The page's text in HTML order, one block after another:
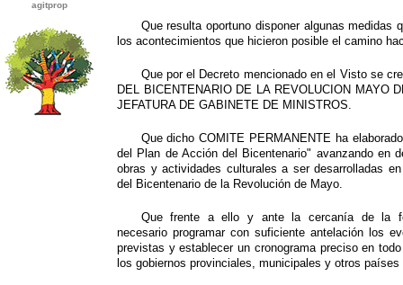
Que resulta oportuno disponer algunas medidas
los acontecimientos que hicieron posible el camino
Que por el Decreto mencionado en el Visto se
DEL BICENTENARIO DE LA REVOLUCION MAYO
JEFATURA DE GABINETE DE MINISTROS.
Que dicho COMITE PERMANENTE ha
del Plan de Acción del Bicentenario" avanzando en
obras y actividades culturales a ser desarrolladas
del Bicentenario de la Revolución de Mayo.
Que frente a ello y ante la cercanía de la
necesario programar con suficiente antelación los
previstas y establecer un cronograma preciso en
los gobiernos provinciales, municipales y otros países